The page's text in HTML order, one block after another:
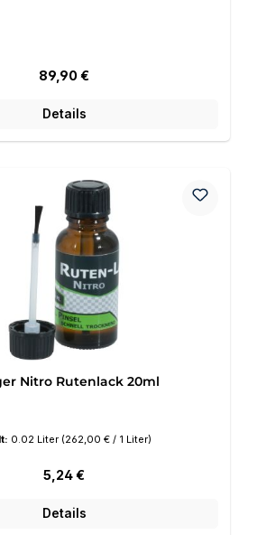
Regulärer Preis:
89,90 €
Details
Nitro Rutenlack 20ml
0.02 Liter (262,00 € / 1 Liter)
Regulärer Preis:
5,24 €
Details